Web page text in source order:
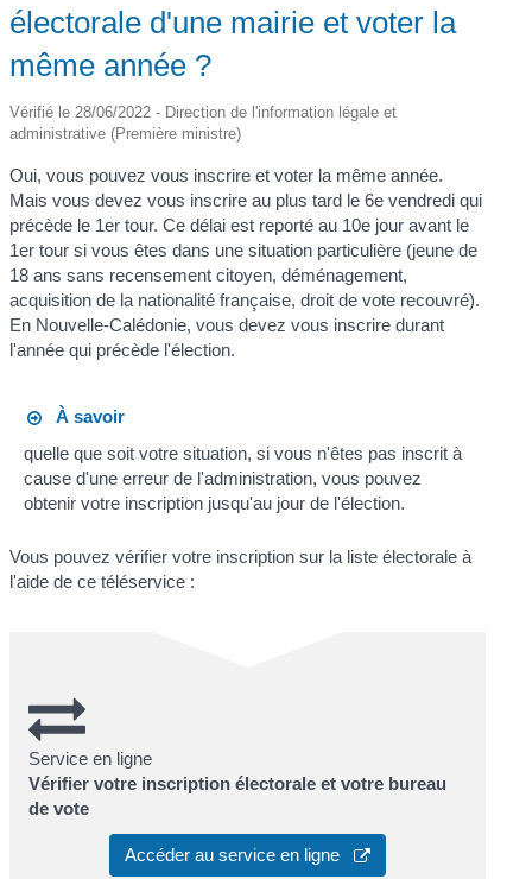
électorale d'une mairie et voter la
même année ?
Vérifié le 28/06/2022 - Direction de l'information légale et
administrative (Première ministre)
Oui, vous pouvez vous inscrire et voter la même année.
Mais vous devez vous inscrire au plus tard le 6e vendredi qui
précède le 1er tour. Ce délai est reporté au 10e jour avant le
1er tour si vous êtes dans une situation particulière (jeune de
18 ans sans recensement citoyen, déménagement,
acquisition de la nationalité française, droit de vote recouvré).
En Nouvelle-Calédonie, vous devez vous inscrire durant
l'année qui précède l'élection.
À savoir
quelle que soit votre situation, si vous n'êtes pas inscrit à
cause d'une erreur de l'administration, vous pouvez
obtenir votre inscription jusqu'au jour de l'élection.
Vous pouvez vérifier votre inscription sur la liste électorale à
l'aide de ce téléservice :
Service en ligne
Vérifier votre inscription électorale et votre bureau
de vote
Accéder au service en ligne